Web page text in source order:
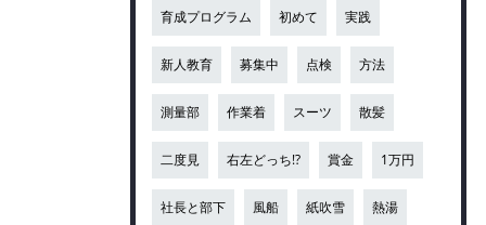
育成プログラム 初めて 実践
新人教育 募集中 点検 方法
測量部 作業着 スーツ 散髪
二度見 右左どっち!? 賞金 1万円
社長と部下 風船 紙吹雪 熱湯